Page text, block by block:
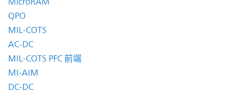
QPO
MIL-COTS
AC-DC
MIL-COTS PFC 前端
MI-AIM
DC-DC